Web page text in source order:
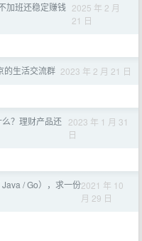
加班还稳定赚钱 2025 年 2 月
21 日
的生活交流群 2023 年 2 月 21 日
？理财产品还
2023 年 1 月 31
日
/ Go），求一份2021 年 10
月 29 日